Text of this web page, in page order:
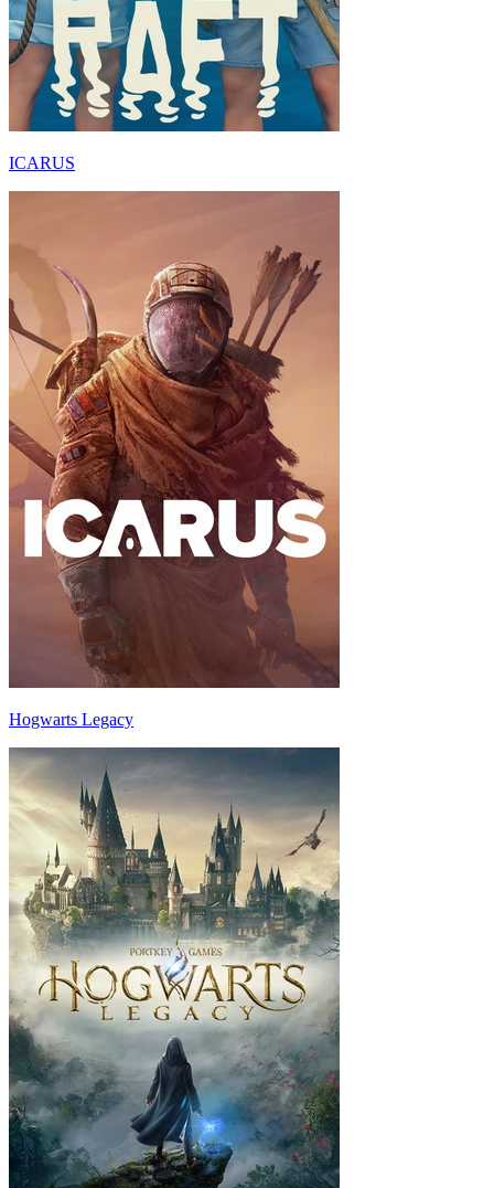
ICARUS
Hogwarts Legacy